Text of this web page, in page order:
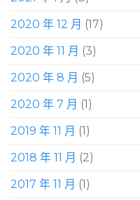
2020 年 12 月 (17)
2020 年 11 月 (3)
2020 年 8 月 (5)
2020 年 7 月 (1)
2019 年 11 月 (1)
2018 年 11 月 (2)
2017 年 11 月 (1)